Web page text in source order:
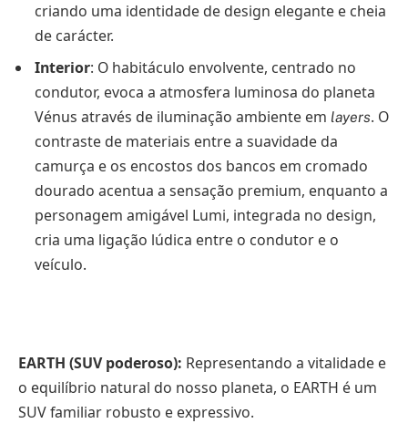
criando uma identidade de design elegante e cheia
de carácter.
Interior: O habitáculo envolvente, centrado no
condutor, evoca a atmosfera luminosa do planeta
Vénus através de iluminação ambiente em layers. O
contraste de materiais entre a suavidade da
camurça e os encostos dos bancos em cromado
dourado acentua a sensação premium, enquanto a
personagem amigável Lumi, integrada no design,
cria uma ligação lúdica entre o condutor e o
veículo.
EARTH (SUV poderoso): Representando a vitalidade e
o equilíbrio natural do nosso planeta, o EARTH é um
SUV familiar robusto e expressivo.